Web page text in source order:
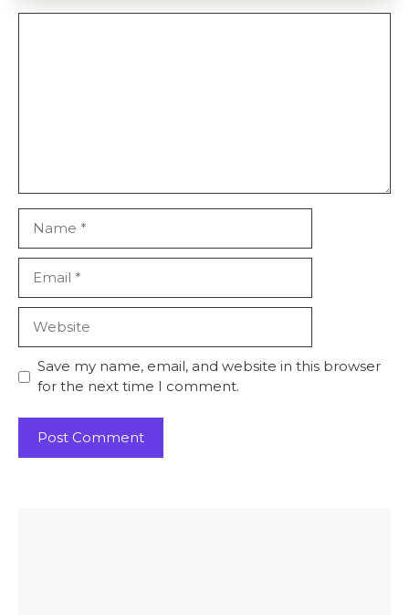
Save my name, email, and website in this browser
for the next time I comment.